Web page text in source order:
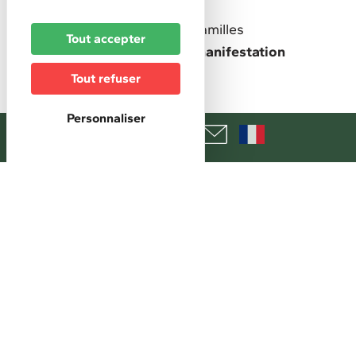
Adultes (individuels)
Familles
Type d'évènement, fête et manifestation
Evènement sportif
Horaires
Départ entre 18h et 20h le samedi Départ
Tout accepter
Tout refuser
Personnaliser